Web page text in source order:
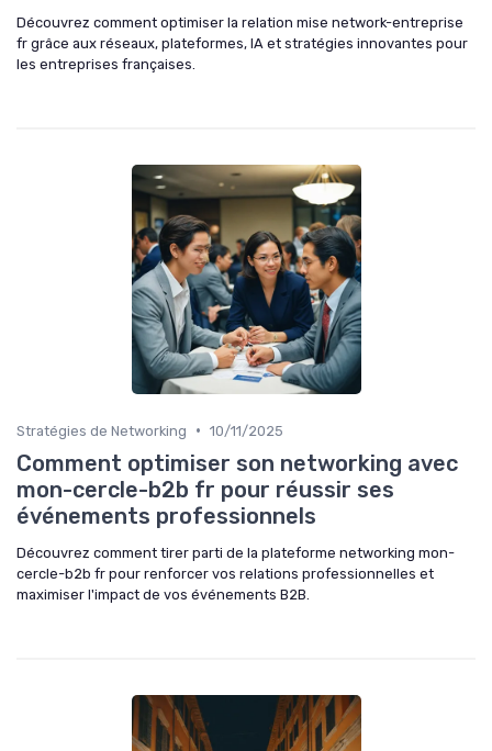
Découvrez comment optimiser la relation mise network-entreprise
fr grâce aux réseaux, plateformes, IA et stratégies innovantes pour
les entreprises françaises.
Stratégies de Networking • 10/11/2025
Comment optimiser son networking avec
mon-cercle-b2b fr pour réussir ses
événements professionnels
Découvrez comment tirer parti de la plateforme networking mon-
cercle-b2b fr pour renforcer vos relations professionnelles et
maximiser l'impact de vos événements B2B.